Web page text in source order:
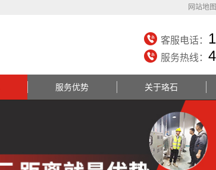
网站地图
客服电话：
服务热线：
服务优势 关于珞石